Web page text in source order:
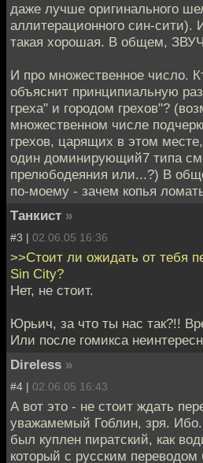
даже лучше оригинального
аллитерационного син-сити).
такая хорошая. В общем,
И про множественное число.
объяснит принципиальную
греха" и городом грехов"?
множественном числе
грехов, царящих в этом
один доминирующий7 типа
прелюбодеяния или...?) В
по-моему - зачем копья
Танкист »
#3 | 02.06.05 16:36
>>Стоит ли ожидать от тебя
Sin City?
Нет, не стоит.
Юрьич, за что ты нас так?!!
Или после гомикса
Direless »
#4 | 02.06.05 16:43
А вот это - не стоит ждать
уважамемый Гоблин, зря. Ибо.
был куплен пиратский, как
который с русским